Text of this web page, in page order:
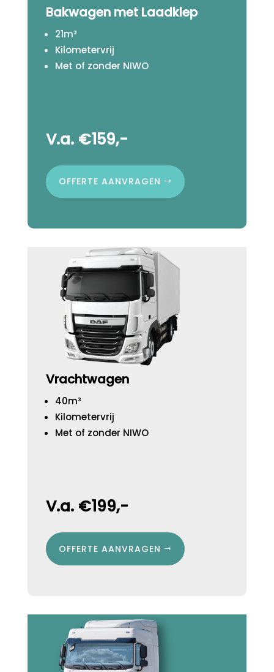
Bakwagen met Laadklep
21m³
Kilometervrij
Met of zonder NIWO
V.a. €159,-
OFFERTE AANVRAGEN
Vrachtwagen
40m³
Kilometervrij
Met of zonder NIWO
V.a. €199,-
OFFERTE AANVRAGEN